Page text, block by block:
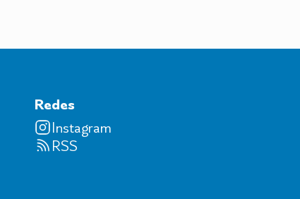
Redes
Instagram
RSS